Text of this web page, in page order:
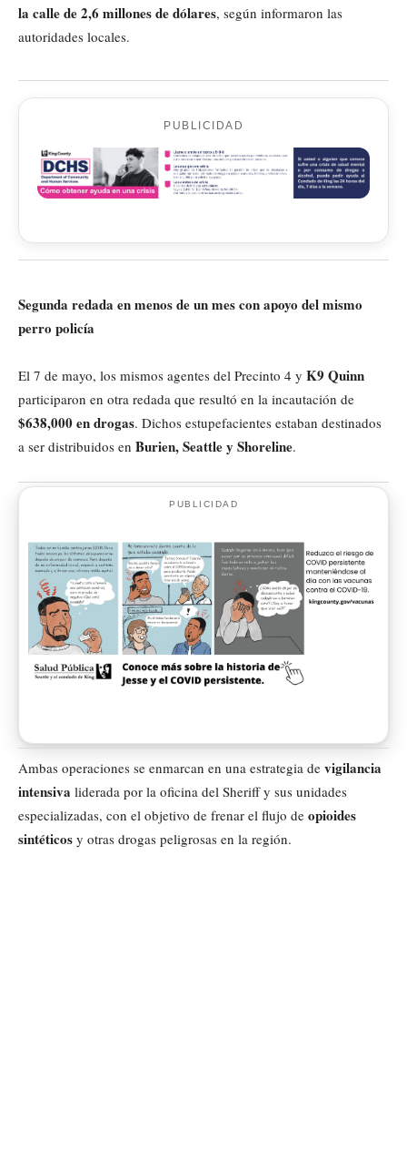
la calle de 2,6 millones de dólares, según informaron las
autoridades locales.
PUBLICIDAD
Segunda redada en menos de un mes con apoyo del mismo
perro policía
El 7 de mayo, los mismos agentes del Precinto 4 y K9 Quinn
participaron en otra redada que resultó en la incautación de
$638,000 en drogas. Dichos estupefacientes estaban destinados
a ser distribuidos en Burien, Seattle y Shoreline.
PUBLICIDAD
Ambas operaciones se enmarcan en una estrategia de vigilancia
intensiva liderada por la oficina del Sheriff y sus unidades
especializadas, con el objetivo de frenar el flujo de opioides
sintéticos y otras drogas peligrosas en la región.